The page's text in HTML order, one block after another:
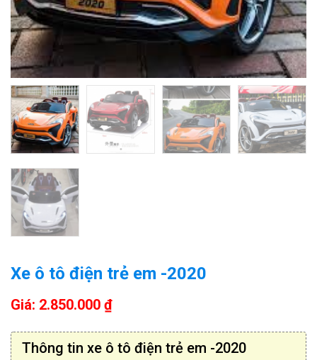
Xe ô tô điện trẻ em -2020
Giá: 2.850.000 ₫
Thông tin xe ô tô điện trẻ em -2020